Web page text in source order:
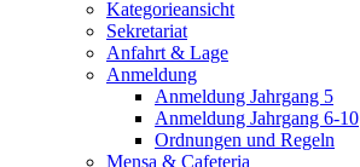
Kategorieansicht
Sekretariat
Anfahrt & Lage
Anmeldung
Anmeldung Jahrgang 5
Anmeldung Jahrgang 6-10
Ordnungen und Regeln
Mensa & Cafeteria